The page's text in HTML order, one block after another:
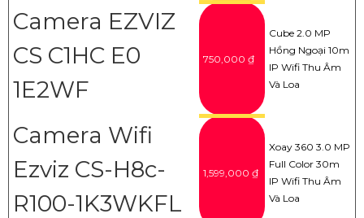
Camera EZVIZ
CS C1HC E0
1E2WF
750,000 ₫
Cube 2.0 MP
Hồng Ngoại 10m
IP Wifi Thu Âm
Và Loa
Camera Wifi
Ezviz CS-H8c-
R100-1K3WKFL
1,599,000 ₫
Xoay 360 3.0 MP
Full Color 30m
IP Wifi Thu Âm
Và Loa